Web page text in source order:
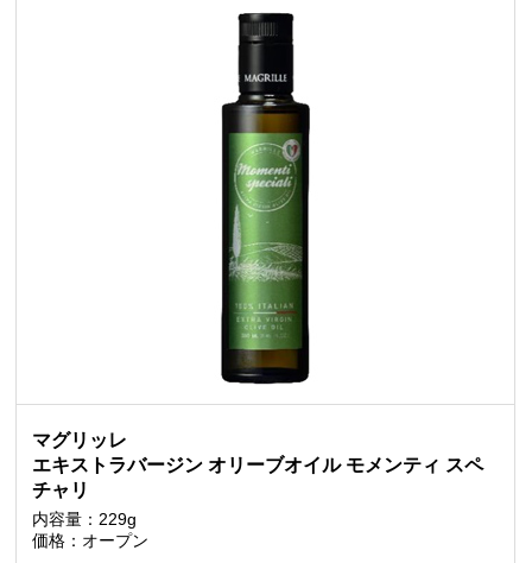
マグリッレ
エキストラバージン オリーブオイル モメンティ スペ
チャリ
内容量：229g
価格：オープン